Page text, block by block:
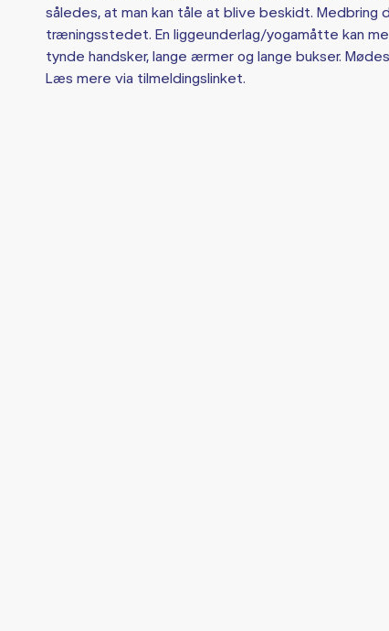
således, at man kan tåle at blive beskidt. Medbring
træningsstedet. En liggeunderlag/yogamåtte kan
tynde handsker, lange ærmer og lange bukser.
Læs mere via tilmeldingslinket.